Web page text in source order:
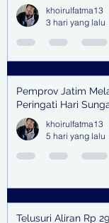
Bandara Juanda
khoirulfatma13
3 hari yang lalu
Pemprov Jatim
Peringati Hari
khoirulfatma13
5 hari yang lalu
Telusuri Aliran Rp